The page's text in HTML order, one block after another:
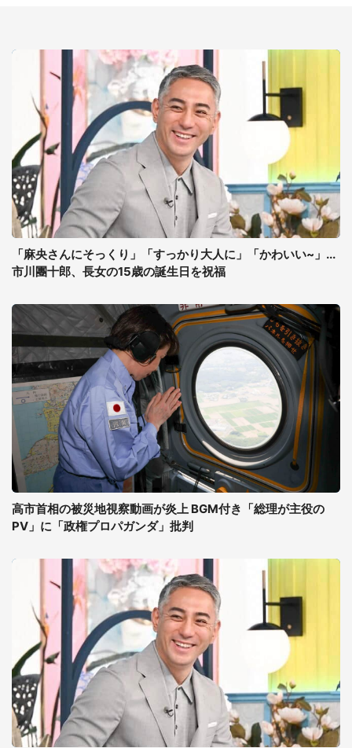
「麻央さんにそっくり」「すっかり大人に」「かわいい~」...
市川團十郎、長女の15歳の誕生日を祝福
高市首相の被災地視察動画が炎上 BGM付き「総理が主役の
PV」に「政権プロパガンダ」批判